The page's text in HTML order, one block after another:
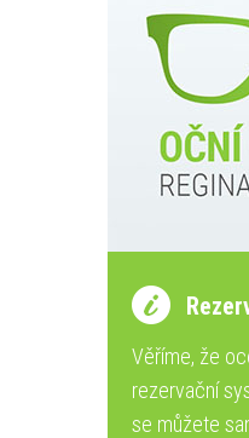
Věříme, že
rezervační
se můžete